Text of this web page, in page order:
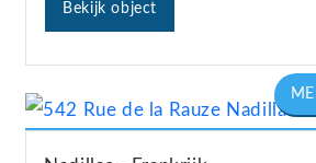
Bekijk object